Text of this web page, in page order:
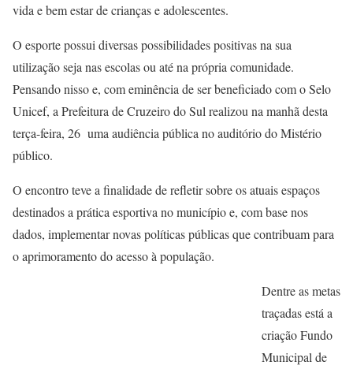
vida e bem estar de crianças e adolescentes.
O esporte possui diversas possibilidades positivas na sua
utilização seja nas escolas ou até na própria comunidade.
Pensando nisso e, com eminência de ser beneficiado com o Selo
Unicef, a Prefeitura de Cruzeiro do Sul realizou na manhã desta
terça-feira, 26 uma audiência pública no auditório do Mistério
público.
O encontro teve a finalidade de refletir sobre os atuais espaços
destinados a prática esportiva no município e, com base nos
dados, implementar novas políticas públicas que contribuam para
o aprimoramento do acesso à população.
Dentre as metas
traçadas está a
criação Fundo
Municipal de